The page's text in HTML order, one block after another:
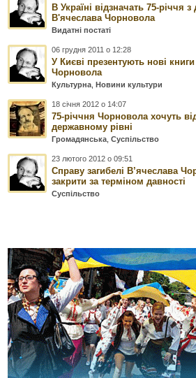
В Україні відзначать 75-річчя
В'ячеслава Чорновола
Видатні постаті
06 грудня 2011 о 12:28
У Києві презентують нові
Чорновола
Культурна ,Новини культури
18 січня 2012 о 14:07
75-річчня Чорновола хочуть
державному рівні
Громадянська ,Суспільство
23 лютого 2012 о 09:51
Справу загибелі В’ячеслава
закрити за терміном давності
Суспільство